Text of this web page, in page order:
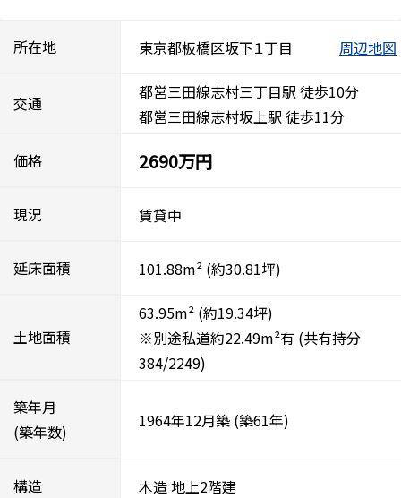
所在地 東京都板橋区坂下１丁目 周辺地図
交通
都営三田線志村三丁目駅 徒歩10分
都営三田線志村坂上駅 徒歩11分
価格 2690万円
現況 賃貸中
延床面積 101.88m² (約30.81坪)
土地面積
63.95m² (約19.34坪)
※別途私道約22.49m²有 (共有持分
384/2249)
築年月
(築年数)
1964年12月築 (築61年)
構造 木造地上2階建